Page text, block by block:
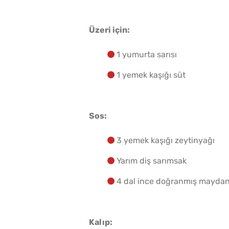
Üzeri için:
1 yumurta sarısı
1 yemek kaşığı süt
Sos:
3 yemek kaşığı zeytinyağı
Yarım diş sarımsak
4 dal ince doğranmış
Kalıp: